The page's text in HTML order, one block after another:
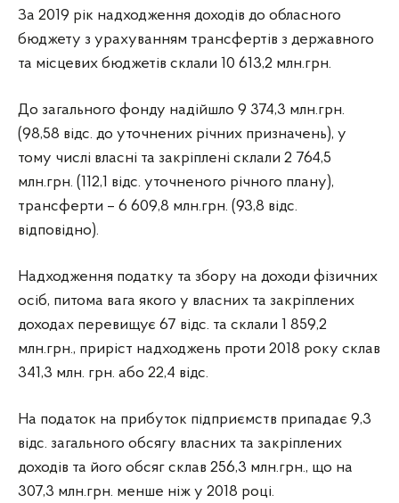
За 2019 рік надходження доходів до обласного
бюджету з урахуванням трансфертів з державного
та місцевих бюджетів склали 10 613,2 млн.грн.
До загального фонду надійшло 9 374,3 млн.грн.
(98,58 відс. до уточнених річних призначень), у
тому числі власні та закріплені склали 2 764,5
млн.грн. (112,1 відс. уточненого річного плану),
трансферти – 6 609,8 млн.грн. (93,8 відс.
відповідно).
Надходження податку та збору на доходи фізичних
осіб, питома вага якого у власних та закріплених
доходах перевищує 67 відс. та склали 1 859,2
млн.грн., приріст надходжень проти 2018 року склав
341,3 млн. грн. або 22,4 відс.
На податок на прибуток підприємств припадає 9,3
відс. загального обсягу власних та закріплених
доходів та його обсяг склав 256,3 млн.грн., що на
307,3 млн.грн. менше ніж у 2018 році.